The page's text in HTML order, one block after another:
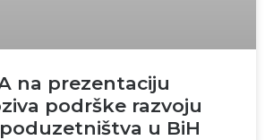
na prezentaciju
podrške razvoju
u BiH